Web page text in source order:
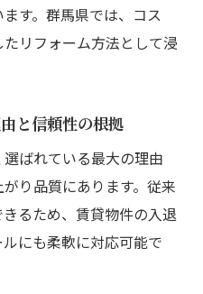
店舗や施設のイメージ
択肢にクロスメイクを
でリフォーム費用を賢
す。群馬県では、コス
リフォーム方法として浸
と信頼性の根拠
ばれている最大の理由
り品質にあります。従来
るため、賃貸物件の入退
にも柔軟に対応可能で